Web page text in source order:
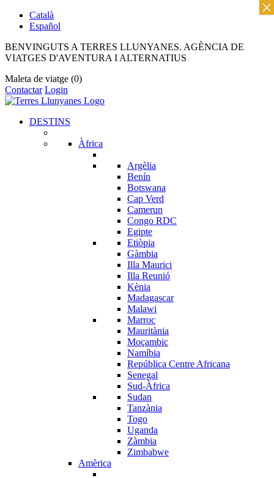
Català
Español
BENVINGUTS A TERRES LLUNYANES. AGÈNCIA DE
VIATGES D'AVENTURA I ALTERNATIUS
Maleta de viatge (0)
Contactar Login
DESTINS
Àfrica
Argèlia
Benín
Botswana
Cap Verd
Camerun
Congo RDC
Egipte
Etiòpia
Gàmbia
Illa Maurici
Illa Reunió
Kènia
Madagascar
Malawi
Marroc
Mauritània
Moçambic
Namíbia
República Centre Africana
Senegal
Sud-Àfrica
Sudan
Tanzània
Togo
Uganda
Zàmbia
Zimbabwe
Amèrica
×